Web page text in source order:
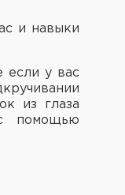
и навыки
если у вас
из глаза
помощью